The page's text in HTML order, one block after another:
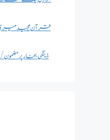
DENGUE ESSAY IN URDU/ڈینگی بخار پر مضمون